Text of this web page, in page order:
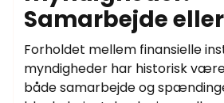
Samarbejde
Forholdet mellem finansielle
myndigheder har historisk
både samarbejde og